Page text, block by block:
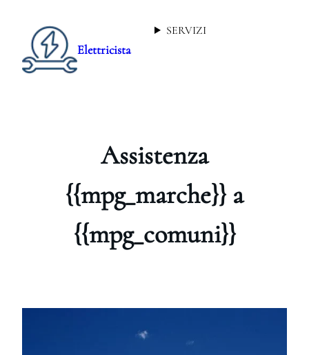
Elettricista
SERVIZI
Assistenza
{{mpg_marche}} a
{{mpg_comuni}}